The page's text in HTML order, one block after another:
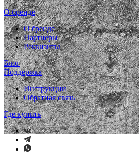
О бренде
О бренде
Партнеры
Реквизиты
Блог
Поддержка
Инструкции
Обратная связь
Где купить